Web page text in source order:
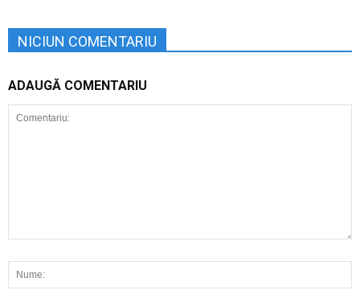
NICIUN COMENTARIU
ADAUGĂ COMENTARIU